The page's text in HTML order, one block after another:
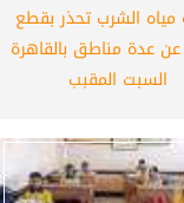
الشرب تحذر بقطع
عن عدة مناطق بالقاهرة
السبت المقبب